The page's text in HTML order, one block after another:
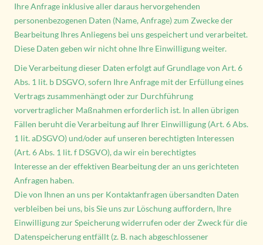
Ihre Anfrage inklusive aller daraus hervorgehenden
personenbezogenen Daten (Name, Anfrage) zum Zwecke der
Bearbeitung Ihres Anliegens bei uns gespeichert und verarbeitet.
Diese Daten geben wir nicht ohne Ihre Einwilligung weiter.
Die Verarbeitung dieser Daten erfolgt auf Grundlage von Art. 6
Abs. 1 lit. b DSGVO, sofern Ihre Anfrage mit der Erfüllung eines
Vertrags zusammenhängt oder zur Durchführung
vorvertraglicher Maßnahmen erforderlich ist. In allen übrigen
Fällen beruht die Verarbeitung auf Ihrer Einwilligung (Art. 6 Abs.
1 lit. aDSGVO) und/oder auf unseren berechtigten Interessen
(Art. 6 Abs. 1 lit. f DSGVO), da wir ein berechtigtes
Interesse an der effektiven Bearbeitung der an uns gerichteten
Anfragen haben.
Die von Ihnen an uns per Kontaktanfragen übersandten Daten
verbleiben bei uns, bis Sie uns zur Löschung auffordern, Ihre
Einwilligung zur Speicherung widerrufen oder der Zweck für die
Datenspeicherung entfällt (z. B. nach abgeschlossener